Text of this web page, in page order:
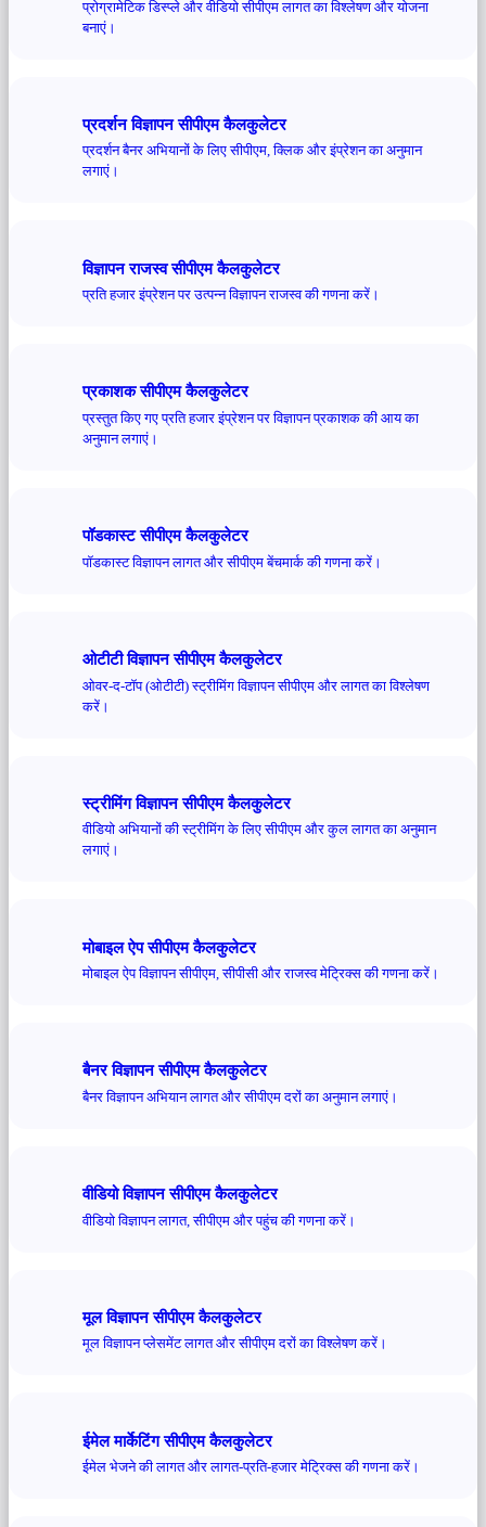
प्रोग्रामेटिक डिस्प्ले और वीडियो सीपीएम लागत का विश्लेषण और योजना
बनाएं।
प्रदर्शन विज्ञापन सीपीएम कैलकुलेटर
प्रदर्शन बैनर अभियानों के लिए सीपीएम, क्लिक और इंप्रेशन का अनुमान
लगाएं।
विज्ञापन राजस्व सीपीएम कैलकुलेटर
प्रति हजार इंप्रेशन पर उत्पन्न विज्ञापन राजस्व की गणना करें।
प्रकाशक सीपीएम कैलकुलेटर
प्रस्तुत किए गए प्रति हजार इंप्रेशन पर विज्ञापन प्रकाशक की आय का
अनुमान लगाएं।
पॉडकास्ट सीपीएम कैलकुलेटर
पॉडकास्ट विज्ञापन लागत और सीपीएम बेंचमार्क की गणना करें।
ओटीटी विज्ञापन सीपीएम कैलकुलेटर
ओवर-द-टॉप (ओटीटी) स्ट्रीमिंग विज्ञापन सीपीएम और लागत का विश्लेषण
करें।
स्ट्रीमिंग विज्ञापन सीपीएम कैलकुलेटर
वीडियो अभियानों की स्ट्रीमिंग के लिए सीपीएम और कुल लागत का अनुमान
लगाएं।
मोबाइल ऐप सीपीएम कैलकुलेटर
मोबाइल ऐप विज्ञापन सीपीएम, सीपीसी और राजस्व मेट्रिक्स की गणना करें।
बैनर विज्ञापन सीपीएम कैलकुलेटर
बैनर विज्ञापन अभियान लागत और सीपीएम दरों का अनुमान लगाएं।
वीडियो विज्ञापन सीपीएम कैलकुलेटर
वीडियो विज्ञापन लागत, सीपीएम और पहुंच की गणना करें।
मूल विज्ञापन सीपीएम कैलकुलेटर
मूल विज्ञापन प्लेसमेंट लागत और सीपीएम दरों का विश्लेषण करें।
ईमेल मार्केटिंग सीपीएम कैलकुलेटर
ईमेल भेजने की लागत और लागत-प्रति-हजार मेट्रिक्स की गणना करें।